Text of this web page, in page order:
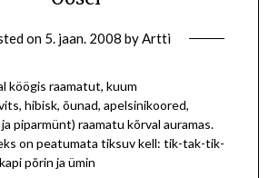
on 5. jaan. 2008 byArtti
köögis raamatut, kuum
hibisk, õunad, apelsinikoored,
piparmünt) raamatu kõrval auramas.
on peatumata tiksuv kell: tik-tak-tik-
põrin ja ümin